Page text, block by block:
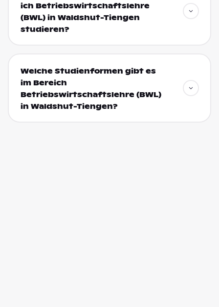
ich Betriebswirtschaftslehre
(BWL) in Waldshut-Tiengen
studieren?
Welche Studienformen gibt es
im Bereich
Betriebswirtschaftslehre (BWL)
in Waldshut-Tiengen?